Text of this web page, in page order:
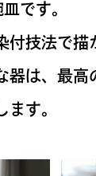
です。
付技法で描
器は、最高
ます。